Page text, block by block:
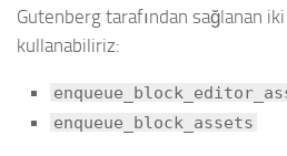
Gutenberg tarafından sağlanan
kullanabiliriz:
enqueue_block_assets